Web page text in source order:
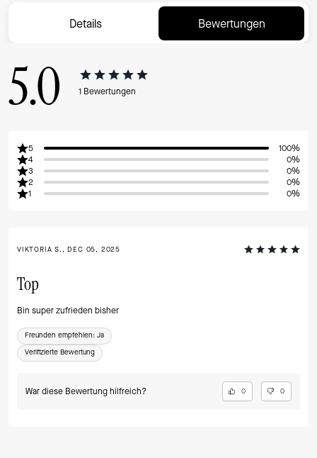
Details Bewertungen
5.0 1 Bewertungen
5
100%
4
0%
3
0%
2
0%
1
0%
VIKTORIA S., DEC 05, 2025
Top
Bin super zufrieden bisher
Freunden empfehlen: Ja
Verifizierte Bewertung
War diese Bewertung hilfreich? 0 0